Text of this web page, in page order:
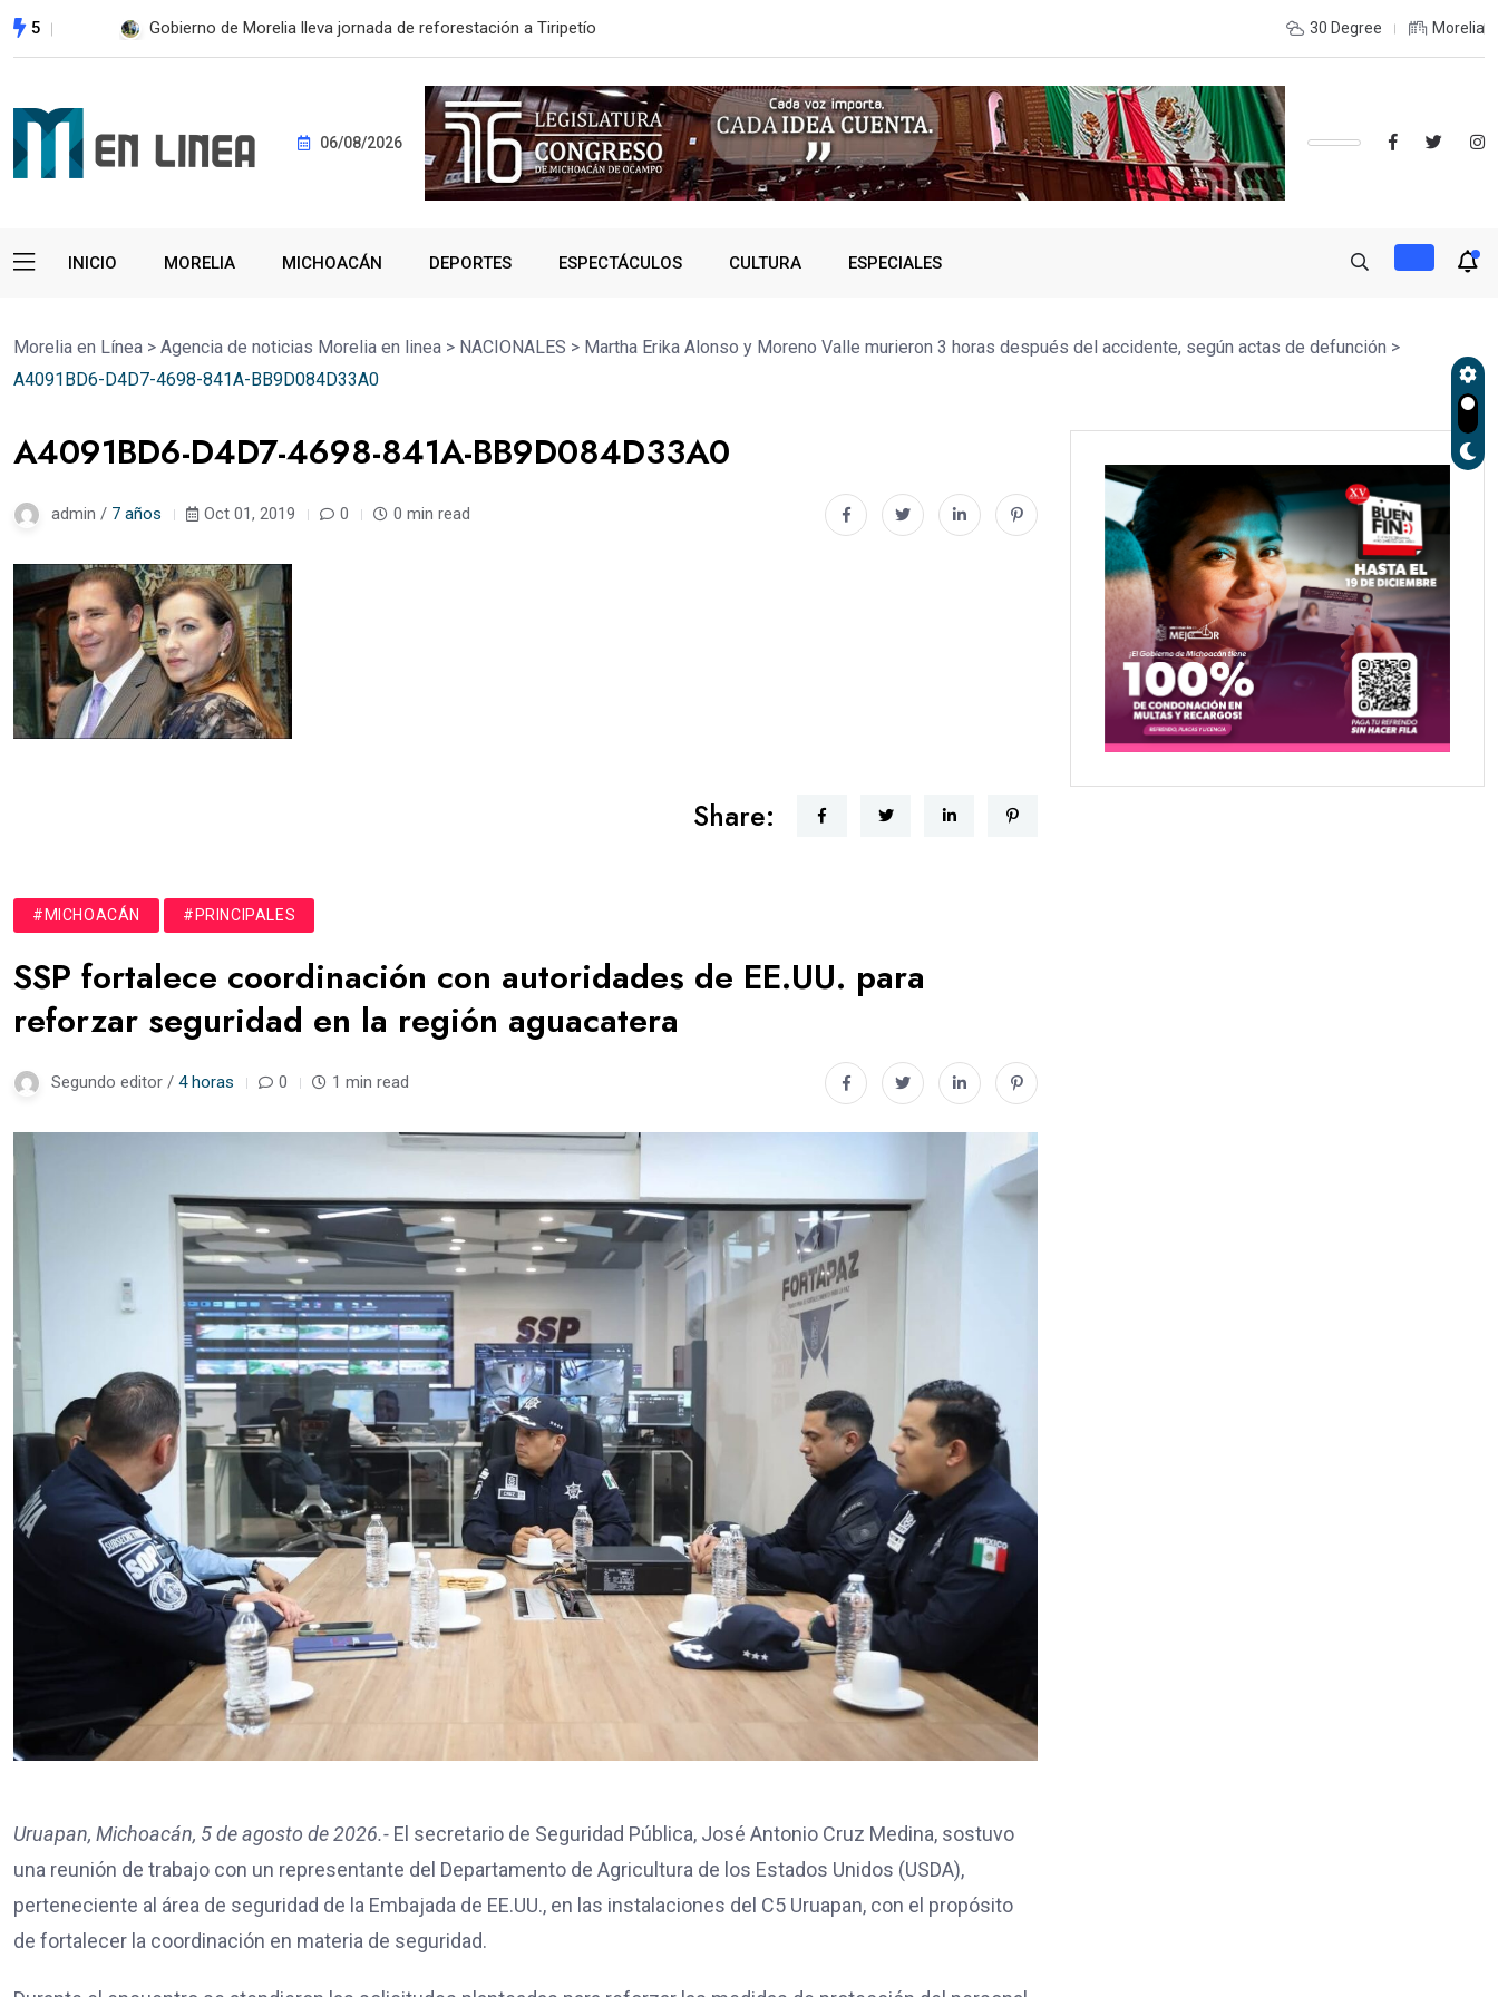
5 ESTE MIÉRCOLES, UMSNH LANZA TERCERA CONVOCATORIA DE NUEVO INGRESO SSP fortalece coordinación con autoridades de EE.UU. para reforzar seguridad
30 Degree Morelia
06/08/2026
INICIO MORELIA MICHOACÁN DEPORTES ESPECTÁCULOS CULTURA ESPECIALES
Morelia en Línea > Agencia de noticias Morelia en linea > NACIONALES > Martha Erika Alonso y Moreno Valle murieron 3 horas después del accidente, según actas de defunción >
A4091BD6-D4D7-4698-841A-BB9D084D33A0
A4091BD6-D4D7-4698-841A-BB9D084D33A0
admin / 7 años Oct 01, 2019 0 0 min read
Share:
#MICHOACÁN #PRINCIPALES
SSP fortalece coordinación con autoridades de EE.UU. para
reforzar seguridad en la región aguacatera
Segundo editor / 4 horas 0 1 min read
Uruapan, Michoacán, 5 de agosto de 2026.- El secretario de Seguridad Pública, José Antonio Cruz Medina, sostuvo
una reunión de trabajo con un representante del Departamento de Agricultura de los Estados Unidos (USDA),
perteneciente al área de seguridad de la Embajada de EE.UU., en las instalaciones del C5 Uruapan, con el propósito
de fortalecer la coordinación en materia de seguridad.